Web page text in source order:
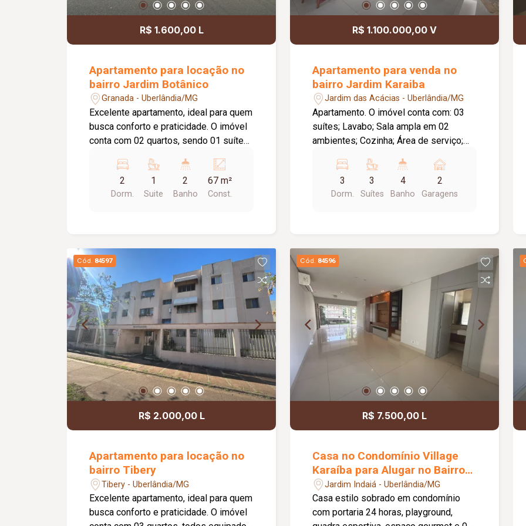
R$ 1.600,00 L
Apartamento para locação no
bairro Jardim Botânico
Granada - Uberlândia/MG
Excelente apartamento, ideal para quem
busca conforto e praticidade. O imóvel
conta com 02 quartos, sendo 01 suíte
armário planejado. O banheiro da suíte
possui box em vidro. A área social é
composta por sala, cozinha com
apartamento dispõe ainda de 01 vaga
de estacionamento, oferecendo mais
comodidade para os moradores.
Agende uma visita e conheça este
excelente imóvel. Entre em contato com
um de nossos corretores!
2
Dorm.
1
Suite
2
Banho
67 m²
Const.
R$ 1.100.000,00 V
Apartamento para venda no
bairro Jardim Karaiba
Jardim das Acácias - Uberlândia/MG
Apartamento. O imóvel conta com: 03
suítes; Lavabo; Sala ampla em 02
ambientes; Cozinha; Área de serviço;
ambientes; 02 vagas de garagem livres;
O condomínio oferece: Área de lazer
completa; Diferenciais: Ambientes
dos espaços.
3
Dorm.
3
Suítes
4
Banho
2
Garagens
Cód. 84597
R$ 2.000,00 L
Apartamento para locação no
bairro Tibery
Tibery - Uberlândia/MG
Excelente apartamento, ideal para quem
busca conforto e praticidade. O imóvel
Cód. 84596
R$ 7.500,00 L
Casa no Condomínio Village
Karaíba para Alugar no Bairro
Jardim Karaíba
Jardim Indaiá - Uberlândia/MG
Casa estilo sobrado em condomínio
com portaria 24 horas, playground,